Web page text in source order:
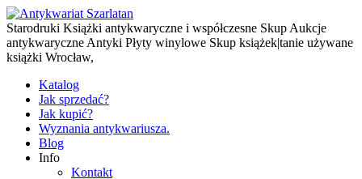
Starodruki Książki antykwaryczne i współczesne Skup Aukcje
antykwaryczne Antyki Płyty winylowe Skup książek|tanie używane
książki Wrocław,
Katalog
Jak sprzedać?
Jak kupić?
Wyznania antykwariusza.
Blog
Info
Kontakt